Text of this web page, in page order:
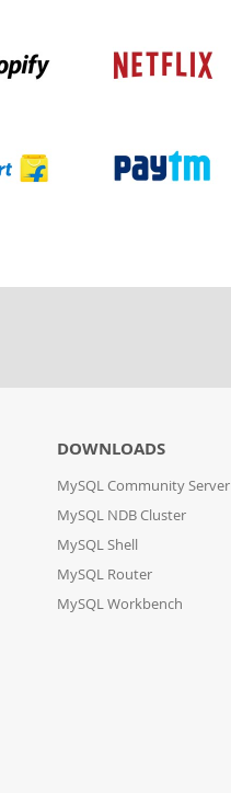
DOWNLOADS
MySQL Community Server
MySQL NDB Cluster
MySQL Shell
MySQL Router
MySQL Workbench